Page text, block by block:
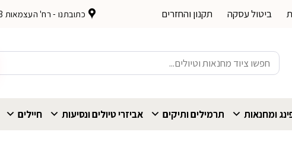
ביטול עסקה תקנון והחזרים כתובתנו - רח' העצמאות 53, חיפה
חיפוש
עבור:
ומחנאות תרמילים ותיקים אביזרי טיולים ונסיעות חיילים